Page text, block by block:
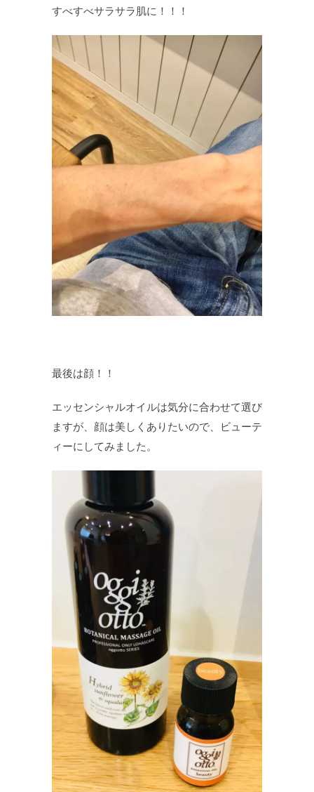
すべすべサラサラ肌に！！！
最後は顔！！
エッセンシャルオイルは気分に合わせて選び
ますが、顔は美しくありたいので、ビューテ
ィーにしてみました。